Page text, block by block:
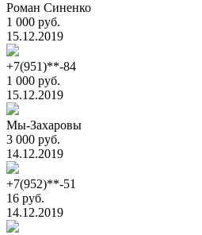
Роман Синенко
1 000 руб.
15.12.2019
+7(951)**-84
1 000 руб.
15.12.2019
Мы-Захаровы
3 000 руб.
14.12.2019
+7(952)**-51
16 руб.
14.12.2019